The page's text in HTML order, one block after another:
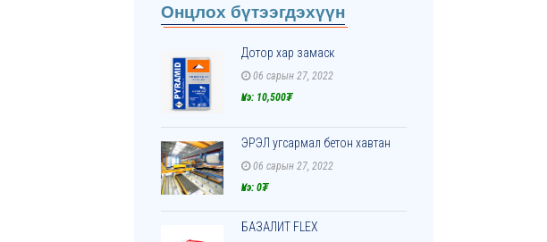
Онцлох бүтээгдэхүүн
Дотор хар замаск
06 сарын 27, 2022
Үнэ: 10,500₮
ЭРЭЛ угсармал бетон хавтан
06 сарын 27, 2022
Үнэ: 0₮
БАЗАЛИТ FLEX